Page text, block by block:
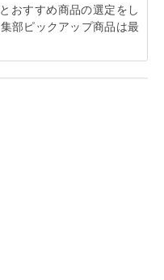
おすすめ商品の選定をし
部ピックアップ商品は最